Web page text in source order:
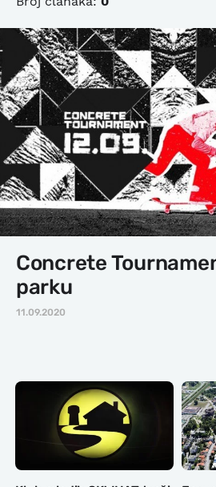
Concrete
parku
11.09.2020